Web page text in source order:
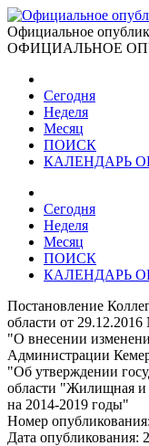
Официальное
ОФИЦИАЛЬНОЕ
Сегодня
Неделя
Месяц
ПОИСК
КАЛЕНДАРЬ
Сегодня
Неделя
Месяц
ПОИСК
КАЛЕНДАРЬ
Постановление
области от
"О внесении
Администрации
"Об утверждении
области "Жилищная и
на 2014-2019 годы"
Номер опубликования:
Дата опубликования: